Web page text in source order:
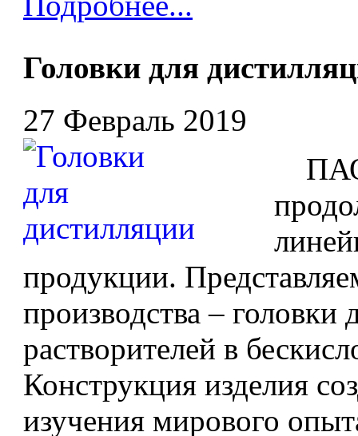
Головки для
27 Февраль 2019
ПАО
продукции.
производства – головки
растворителей в
Конструкция изделия
изучения мирового